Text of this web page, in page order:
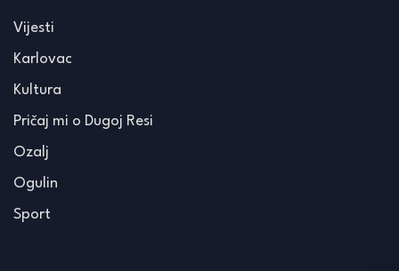
Vijesti
Karlovac
Kultura
Pričaj mi o Dugoj Resi
Ozalj
Ogulin
Sport